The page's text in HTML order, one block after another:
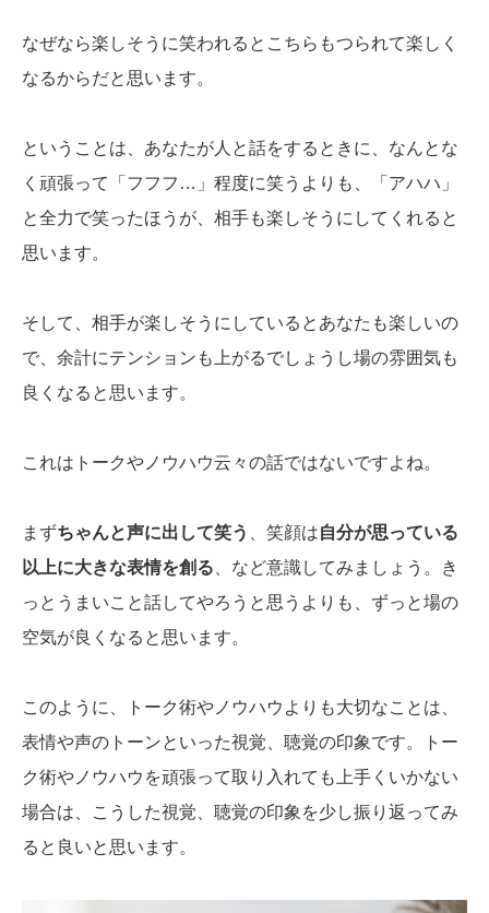
なぜなら楽しそうに笑われるとこちらもつられて楽しく
なるからだと思います。
ということは、あなたが人と話をするときに、なんとな
く頑張って「フフフ…」程度に笑うよりも、「アハハ」
と全力で笑ったほうが、相手も楽しそうにしてくれると
思います。
そして、相手が楽しそうにしているとあなたも楽しいの
で、余計にテンションも上がるでしょうし場の雰囲気も
良くなると思います。
これはトークやノウハウ云々の話ではないですよね。
まずちゃんと声に出して笑う 、笑顔は自分が思っている
以上に大きな表情を創る 、など意識してみましょう。き
っとうまいこと話してやろうと思うよりも、ずっと場の
空気が良くなると思います。
このように、トーク術やノウハウよりも大切なことは、
表情や声のトーンといった視覚、聴覚の印象です。トー
ク術やノウハウを頑張って取り入れても上手くいかない
場合は、こうした視覚、聴覚の印象を少し振り返ってみ
ると良いと思います。